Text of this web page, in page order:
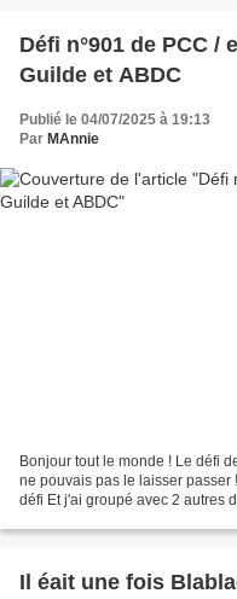
Défi n°901 de PCC
Guilde et ABDC
Publié le 04/07/2025 à 19:13
Par MAnnie
Bonjour tout le monde ! Le défi
ne pouvais pas le laisser passer
défi Et j'ai groupé avec 2 autres
Il éait une fois